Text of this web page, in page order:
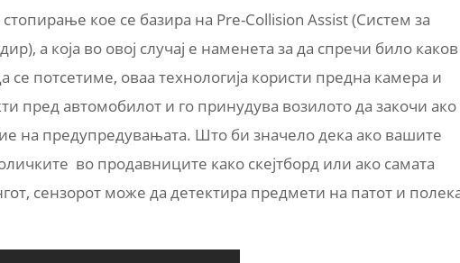
кое се базира на Pre-Collision Assist (Систем за
а која во овој случај е наменета за да спречи било каков
се потсетиме, оваа технологија користи предна камера и
пред автомобилот и го принудува возилото да закочи ако
на предупредувањата. Што би значело дека ако вашите
во продавниците како скејтборд или ако самата
сензорот може да детектира предмети на патот и